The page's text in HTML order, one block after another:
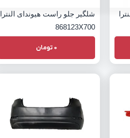
شلگیر جلو راست هیوندای النترا
868123X700
0 تومان